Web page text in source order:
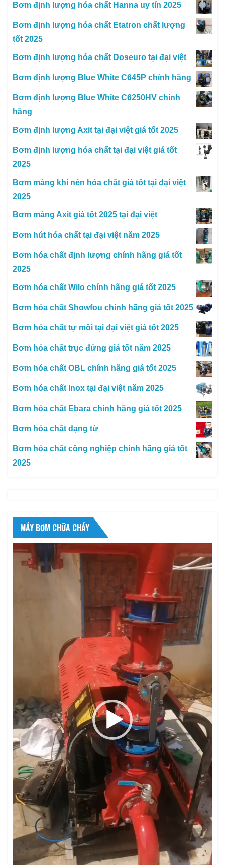
Bơm định lượng hóa chất Hanna uy tín 2025
Bơm định lượng hóa chất Etatron chất lượng
tốt 2025
Bơm định lượng hóa chất Doseuro tại đại việt
Bơm định lượng Blue White C645P chính hãng
Bơm định lượng Blue White C6250HV chính
hãng
Bơm định lượng Axit tại đại việt giá tốt 2025
Bơm định lượng hóa chất tại đại việt giá tốt
2025
Bơm màng khí nén hóa chất giá tốt tại đại việt
2025
Bơm màng Axit giá tốt 2025 tại đại việt
Bơm hút hóa chất tại đại việt năm 2025
Bơm hóa chất định lượng chính hãng giá tốt
2025
Bơm hóa chất Wilo chính hãng giá tốt 2025
Bơm hóa chất Showfou chính hãng giá tốt 2025
Bơm hóa chất tự mồi tại đại việt giá tốt 2025
Bơm hóa chất trục đứng giá tốt năm 2025
Bơm hóa chất OBL chính hãng giá tốt 2025
Bơm hóa chất Inox tại đại việt năm 2025
Bơm hóa chất Ebara chính hãng giá tốt 2025
Bơm hóa chất dạng từ
Bơm hóa chất công nghiệp chính hãng giá tốt
2025
MÁY BƠM CHỮA CHÁY
Trình
chơi